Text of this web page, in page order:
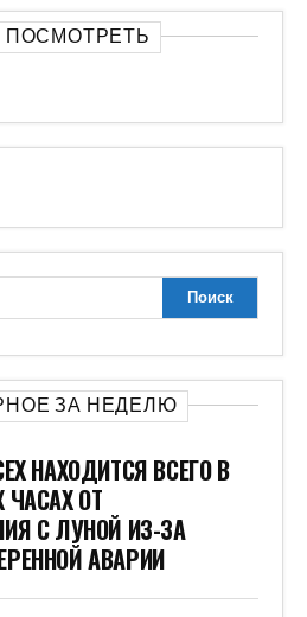
ПОСМОТРЕТЬ
ЗА НЕДЕЛЮ
НАХОДИТСЯ ВСЕГО В
ЧАСАХ ОТ
С ЛУНОЙ ИЗ-ЗА
АВАРИИ